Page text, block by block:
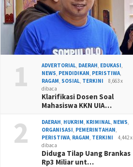
1 ADVERTORIAL DAERAH EDUKASI
NEWS PENDIDIKAN PERISTIWA
RAGAM SOSIAL TERKINI
8,663 x
dibaca
Klarifikasi Dosen Soal
Mahasiswa KKN UIA…
2 DAERAH HUKRIM KRIMINAL NEWS
ORGANISASI PEMERINTAHAN
PERISTIWA RAGAM TERKINI
4,442 x
dibaca
Diduga Tilap Uang Brankas
Rp3 Miliar unt…